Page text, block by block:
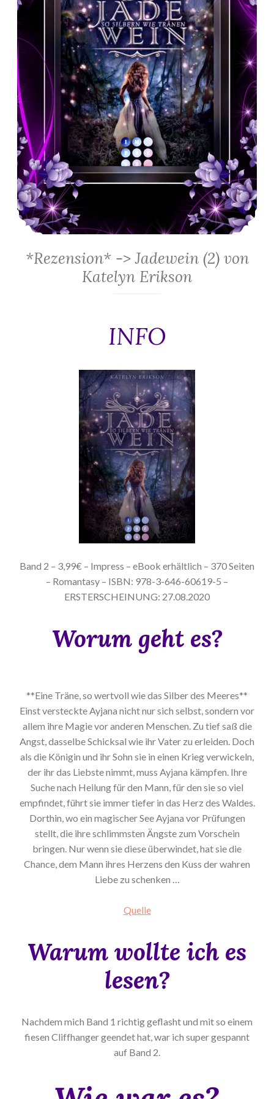
*Rezension* -> Jadewein (2) von
Katelyn Erikson
INFO
Band 2 – 3,99€ – Impress – eBook erhältlich – 370 Seiten
– Romantasy – ISBN: 978-3-646-60619-5 –
ERSTERSCHEINUNG: 27.08.2020
Worum geht es?
**Eine Träne, so wertvoll wie das Silber des Meeres**
Einst versteckte Ayjana nicht nur sich selbst, sondern vor
allem ihre Magie vor anderen Menschen. Zu tief saß die
Angst, dasselbe Schicksal wie ihr Vater zu erleiden. Doch
als die Königin und ihr Sohn sie in einen Krieg verwickeln,
der ihr das Liebste nimmt, muss Ayjana kämpfen. Ihre
Suche nach Heilung für den Mann, für den sie so viel
empfindet, führt sie immer tiefer in das Herz des Waldes.
Dorthin, wo ein magischer See Ayjana vor Prüfungen
stellt, die ihre schlimmsten Ängste zum Vorschein
bringen. Nur wenn sie diese überwindet, hat sie die
Chance, dem Mann ihres Herzens den Kuss der wahren
Liebe zu schenken …
Quelle
Warum wollte ich es
lesen?
Nachdem mich Band 1 richtig geflasht und mit so einem
fiesen Cliffhanger geendet hat, war ich super gespannt
auf Band 2.